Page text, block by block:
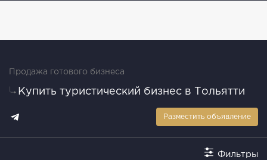
Продажа готового бизнеса
Купить туристический бизнес в Тольятти
Разместить объявление
Фильтры